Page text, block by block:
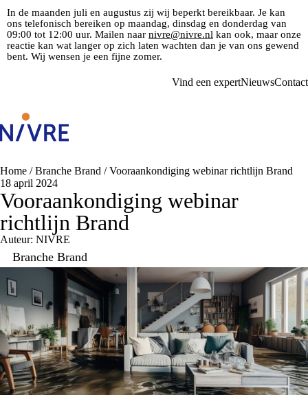
In de maanden juli en augustus zij wij beperkt bereikbaar. Je kan
ons telefonisch bereiken op maandag, dinsdag en donderdag van
09:00 tot 12:00 uur. Mailen naar nivre@nivre.nl kan ook, maar onze
reactie kan wat langer op zich laten wachten dan je van ons gewend
bent. Wij wensen je een fijne zomer.
Vind een expertNieuwsContact
Home /Branche Brand /Vooraankondiging webinar richtlijn Brand
18 april 2024
Vooraankondiging webinar
richtlijn Brand
Auteur: NIVRE
Branche Brand